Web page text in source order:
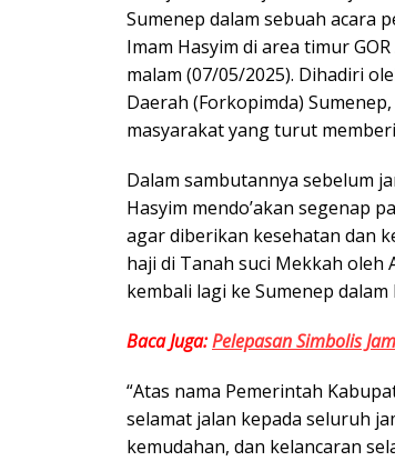
Sumenep dalam sebuah acara
Imam Hasyim di area timur
malam (07/05/2025). Dihadiri
Daerah (Forkopimda)
masyarakat yang turut
Dalam sambutannya sebelum
Hasyim mendo’akan segenap
agar diberikan kesehatan dan
haji di Tanah suci Mekkah oleh
kembali lagi ke Sumenep
Baca Juga:Pelepasan Simbolis
“Atas nama Pemerintah
selamat jalan kepada seluruh
kemudahan, dan kelancaran